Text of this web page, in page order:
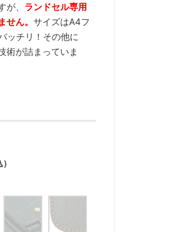
、 ランドセル専用
せん。サイズはA4フ
ッチリ！その他に
術が詰まっていま